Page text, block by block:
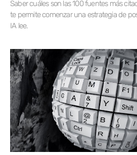
Saber cuáles son las 100 fuentes más
te permite comenzar una estrategia de
IA lee.